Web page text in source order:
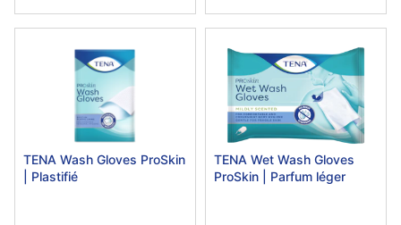
TENA Wash Gloves ProSkin
| Plastifié
TENA Wet Wash Gloves
ProSkin | Parfum léger